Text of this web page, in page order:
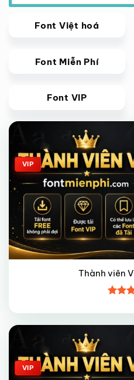
Font Việt hoá
Font Miễn Phí
Font VIP
Giảm giá!
VIP
Thành viên
xếp
45
Giảm giá!
VIP